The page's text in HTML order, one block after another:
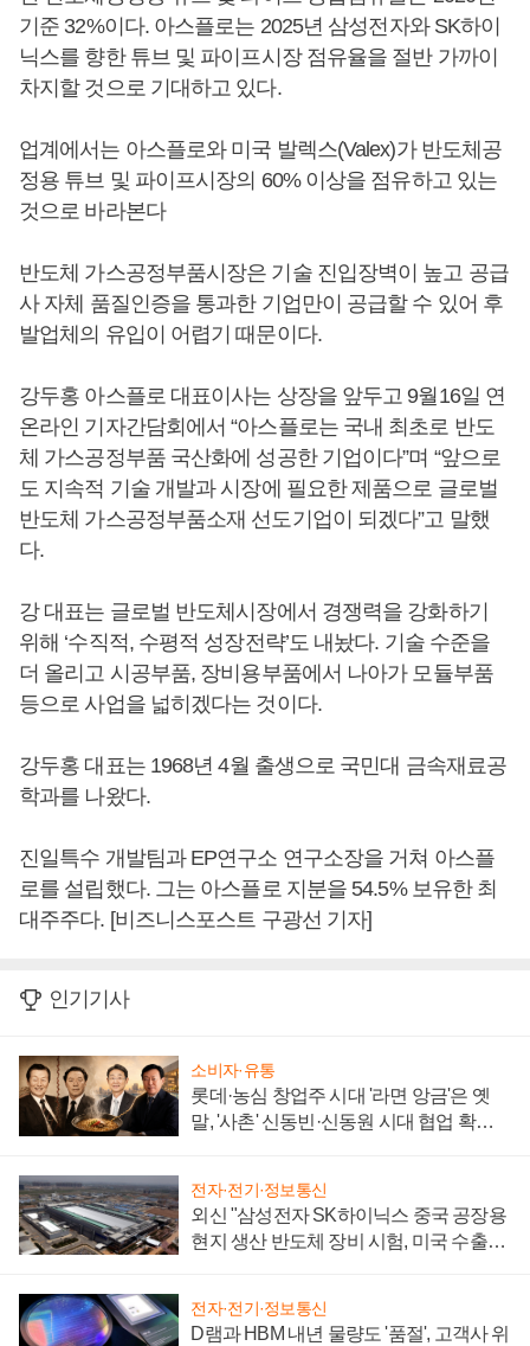
기준 32%이다. 아스플로는 2025년 삼성전자와 SK하이
닉스를 향한 튜브 및 파이프시장 점유율을 절반 가까이
차지할 것으로 기대하고 있다.
업계에서는 아스플로와 미국 발렉스(Valex)가 반도체공
정용 튜브 및 파이프시장의 60% 이상을 점유하고 있는
것으로 바라본다
반도체 가스공정부품시장은 기술 진입장벽이 높고 공급
사 자체 품질인증을 통과한 기업만이 공급할 수 있어 후
발업체의 유입이 어렵기 때문이다.
강두홍 아스플로 대표이사는 상장을 앞두고 9월16일 연
온라인 기자간담회에서 “아스플로는 국내 최초로 반도
체 가스공정부품 국산화에 성공한 기업이다”며 “앞으로
도 지속적 기술 개발과 시장에 필요한 제품으로 글로벌
반도체 가스공정부품소재 선도기업이 되겠다”고 말했
다.
강 대표는 글로벌 반도체시장에서 경쟁력을 강화하기
위해 ‘수직적, 수평적 성장전략’도 내놨다. 기술 수준을
더 올리고 시공부품, 장비용부품에서 나아가 모듈부품
등으로 사업을 넓히겠다는 것이다.
강두홍 대표는 1968년 4월 출생으로 국민대 금속재료공
학과를 나왔다.
진일특수 개발팀과 EP연구소 연구소장을 거쳐 아스플
로를 설립했다. 그는 아스플로 지분을 54.5% 보유한 최
대주주다. [비즈니스포스트 구광선 기자]
인기기사
소비자·유통
롯데·농심 창업주 시대 '라면 앙금'은 옛
말, '사촌' 신동빈·신동원 시대 협업 확대
전자·전기·정보통신
외신 "삼성전자 SK하이닉스 중국 공장용
현지 생산 반도체 장비 시험, 미국 수출통
전자·전기·정보통신
D램과 HBM 내년 물량도 '품절', 고객사 위